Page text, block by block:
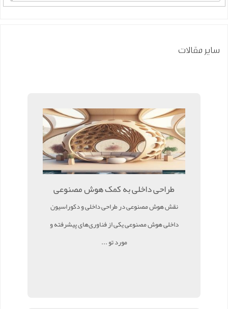
سایر مقالات
طراحی داخلی به کمک هوش مصنوعی
نقش هوش مصنوعی در طراحی داخلی و دکوراسیون
داخلی هوش مصنوعی یکی از فناوری‌های پیشرفته و
مورد تو ...